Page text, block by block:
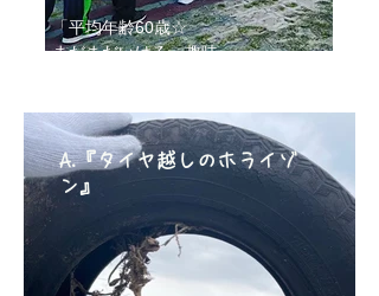
「平均年齢60歳☆
まだまだいける 趣味
A.『タイヤ越しのホライゾ
ン』